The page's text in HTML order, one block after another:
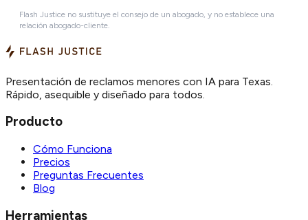
Flash Justice no sustituye el consejo de un abogado, y no establece una
relación abogado-cliente.
Presentación de reclamos menores con IA para Texas.
Rápido, asequible y diseñado para todos.
Producto
Cómo Funciona
Precios
Preguntas Frecuentes
Blog
Herramientas